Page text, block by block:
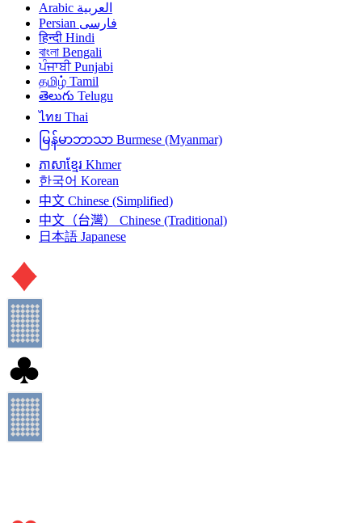
العربية Arabic
فارسی Persian
हिन्दी Hindi
বাংলা Bengali
ਪੰਜਾਬੀ Punjabi
தமிழ் Tamil
తెలుగు Telugu
ไทย Thai
မြန်မာဘာသာ Burmese (Myanmar)
ភាសាខ្មែរ Khmer
한국어 Korean
中文 Chinese (Simplified)
中文（台灣）
Chinese (Traditional)
日本語 Japanese